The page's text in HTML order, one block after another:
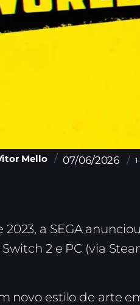
Mello 07/06/2026
a SEGA
2 e PC (via
novo estilo de arte